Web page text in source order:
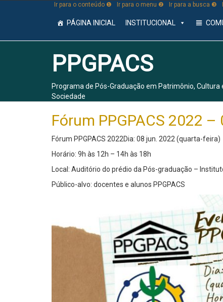
Ir para o conteúdo ❶ Ir para o menu ❷ Ir para a busca ❸
PÁGINA INICIAL INSTITUCIONAL
PPGPACS
Programa de Pós-Graduação em Patrimônio, Cultura
Sociedade
Fórum PPGPACS 2022 –
Fórum PPGPACS 2022Dia: 08 jun. 2022 (quarta-feira)
Horário: 9h às 12h – 14h às 18h
Local: Auditório do prédio da Pós-graduação –
Público-alvo: docentes e alunos PPGPACS